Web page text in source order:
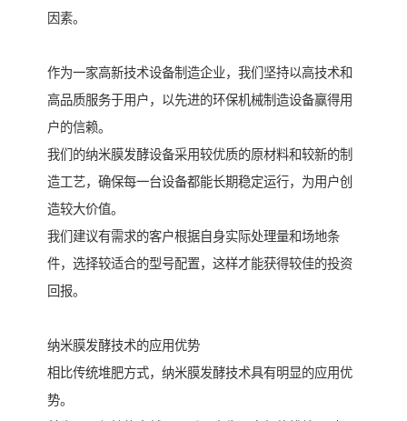
因素。
作为一家高新技术设备制造企业，我们坚持以高技术和
高品质服务于用户，以先进的环保机械制造设备赢得用
户的信赖。
我们的纳米膜发酵设备采用较优质的原材料和较新的制
造工艺，确保每一台设备都能长期稳定运行，为用户创
造较大价值。
我们建议有需求的客户根据自身实际处理量和场地条
件，选择较适合的型号配置，这样才能获得较佳的投资
回报。
纳米膜发酵技术的应用优势
相比传统堆肥方式，纳米膜发酵技术具有明显的应用优
势。